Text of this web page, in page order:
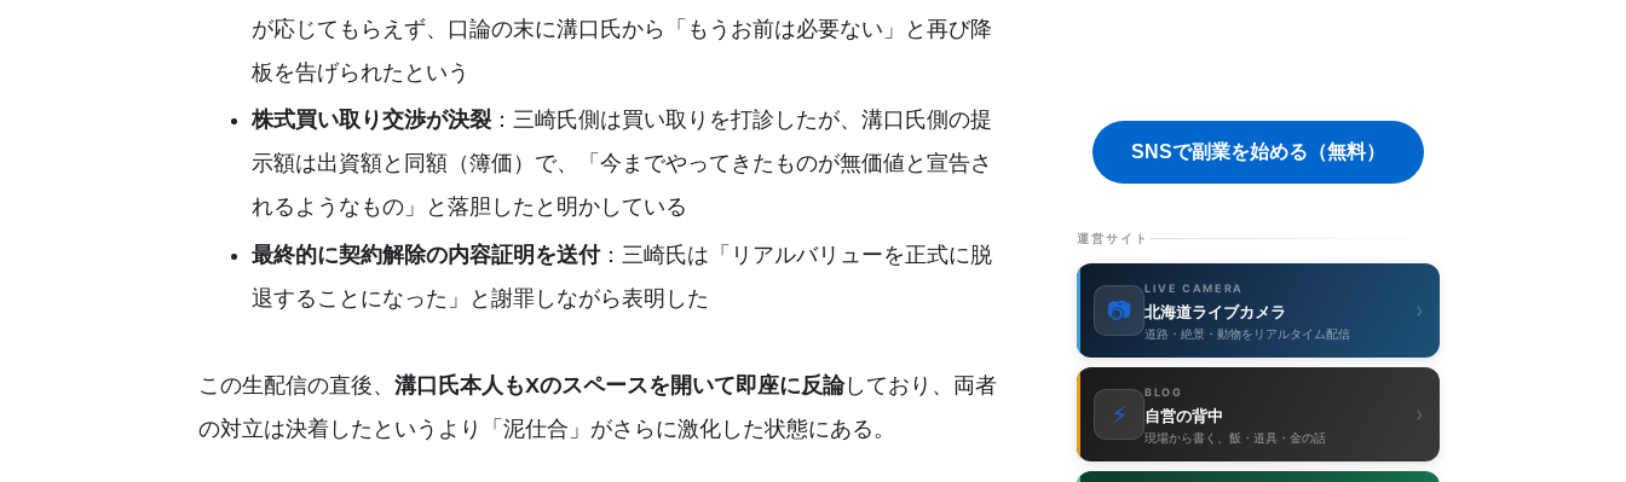
が応じてもらえず、口論の末に溝口氏から「もうお前は必要ない」と再び降
板を告げられたという
株式買い取り交渉が決裂：三崎氏側は買い取りを打診したが、溝口氏側の提
示額は出資額と同額（簿価）で、「今までやってきたものが無価値と宣告さ
れるようなもの」と落胆したと明かしている
最終的に契約解除の内容証明を送付：三崎氏は「リアルバリューを正式に脱
退することになった」と謝罪しながら表明した
この生配信の直後、 溝口氏本人もXのスペースを開いて即座に反論しており、両者
の対立は決着したというより「泥仕合」がさらに激化した状態にある。
SNSで副業を始める（無料）
運営サイト
📷
LIVE CAMERA
北海道ライブカメラ
道路・絶景・動物をリアルタイム配信
›
⚡
BLOG
自営の背中
現場から書く、飯・道具・金の話
›